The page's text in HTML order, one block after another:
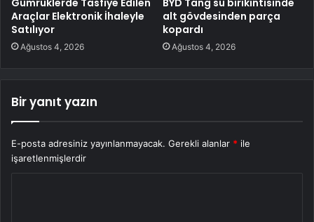
Araçlar Elektronik İhaleyle
Satılıyor
Ağustos 4, 2026
alt gövdesinden parça
kopardı
Ağustos 4, 2026
Bir yanıt yazın
E-posta adresiniz yayınlanmayacak. Gerekli alanlar * ile
işaretlenmişlerdir